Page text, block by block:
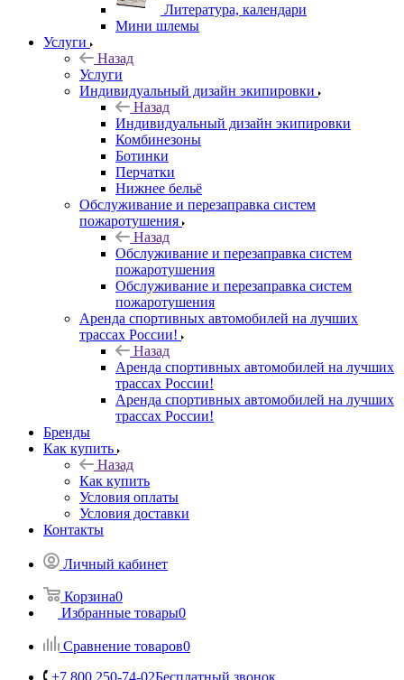
Литература, календари
Мини шлемы
Услуги
Назад
Услуги
Индивидуальный дизайн экипировки
Назад
Индивидуальный дизайн экипировки
Комбинезоны
Ботинки
Перчатки
Нижнее бельё
Обслуживание и перезаправка систем
пожаротушения
Назад
Обслуживание и перезаправка систем
пожаротушения
Обслуживание и перезаправка систем
пожаротушения
Аренда спортивных автомобилей на лучших
трассах России!
Назад
Аренда спортивных автомобилей на лучших
трассах России!
Аренда спортивных автомобилей на лучших
трассах России!
Бренды
Как купить
Назад
Как купить
Условия оплаты
Условия доставки
Контакты
Личный кабинет
Корзина0
Избранные товары0
Сравнение товаров0
+7 800 250-74-02Бесплатный звонок